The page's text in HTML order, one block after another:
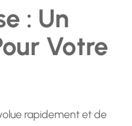
: Un
Votre
rapidement et de